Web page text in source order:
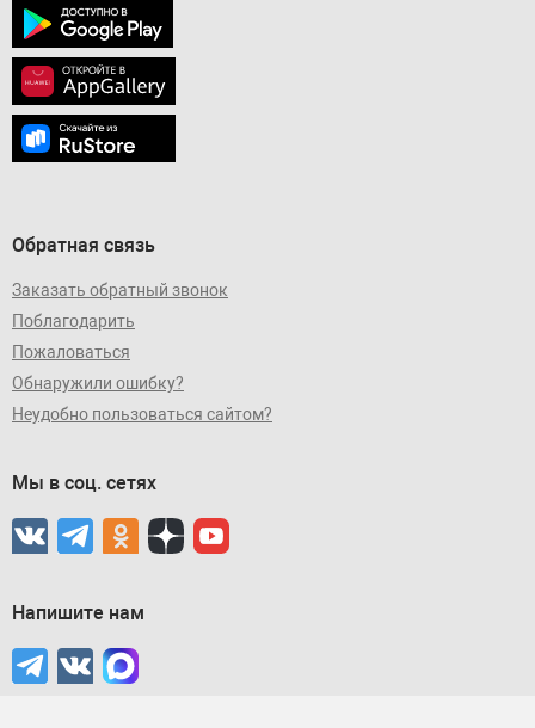
Обратная связь
Заказать обратный звонок
Поблагодарить
Пожаловаться
Обнаружили ошибку?
Неудобно пользоваться сайтом?
Мы в соц. сетях
Напишите нам